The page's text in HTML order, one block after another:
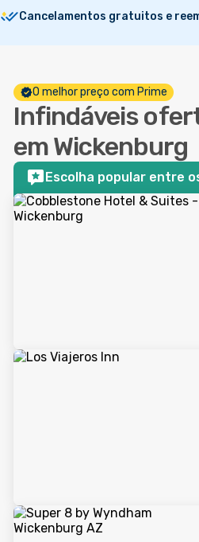
Cancelamentos gratuitos e
O melhor preço com Prime
Infindáveis
em Wickenburg
Escolha popular entre